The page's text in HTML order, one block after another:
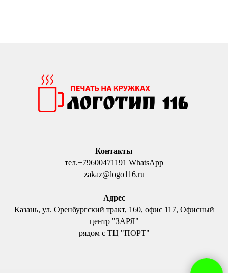
Контакты
тел.+79600471191 WhatsApp
zakaz@logo116.ru
Адрес
Казань, ул. Оренбургский тракт, 160, офис 117, Офисный
центр "ЗАРЯ"
рядом с ТЦ "ПОРТ"